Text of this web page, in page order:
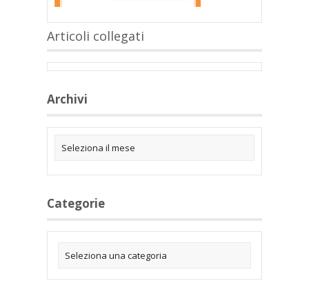
Articoli collegati
Archivi
Categorie